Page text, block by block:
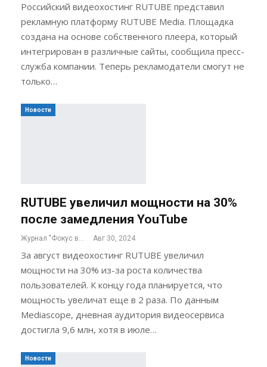
Российский видеохостинг RUTUBE представил
рекламную платформу RUTUBE Media. Площадка
создана на основе собственного плеера, который
интегрирован в различные сайты, сообщила пресс-
служба компании. Теперь рекламодатели смогут не
только…
Новости
RUTUBE увеличил мощности на 30%
после замедления YouTube
Авг 30, 2024
За август видеохостинг RUTUBE увеличил
мощности на 30% из-за роста количества
пользователей. К концу года планируется, что
мощность увеличат еще в 2 раза. По данным
Mediascope, дневная аудитория видеосервиса
достигла 9,6 млн, хотя в июле…
Новости